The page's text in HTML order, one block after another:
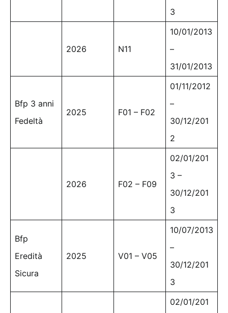
3
2026 N11
10/01/2013
–
31/01/2013
Bfp 3 anni
Fedeltà
2025 F01 – F02
01/11/2012
–
30/12/201
2
2026 F02 – F09
02/01/201
3 –
30/12/201
3
Bfp
Eredità
Sicura
2025 V01 – V05
10/07/2013
–
30/12/201
3
02/01/201